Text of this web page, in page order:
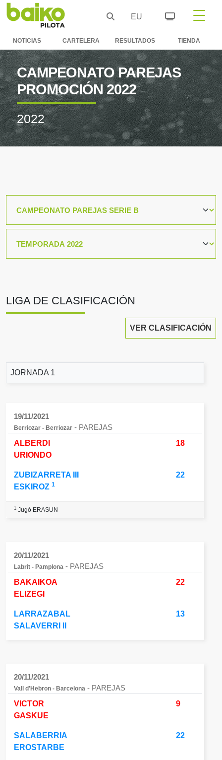
EU
NOTICIAS CARTELERA RESULTADOS TIENDA
CAMPEONATO PAREJAS
PROMOCIÓN 2022
2022
LIGA DE CLASIFICACIÓN
VER CLASIFICACIÓN
JORNADA 1
19/11/2021
Berriozar - Berriozar - PAREJAS
ALBERDI
URIONDO
18
ZUBIZARRETA III
ESKIROZ 1
22
1 Jugó ERASUN
20/11/2021
Labrit - Pamplona - PAREJAS
BAKAIKOA
ELIZEGI
22
LARRAZABAL
SALAVERRI II
13
20/11/2021
Vall d'Hebron - Barcelona - PAREJAS
VICTOR
GASKUE
9
SALABERRIA
EROSTARBE
22